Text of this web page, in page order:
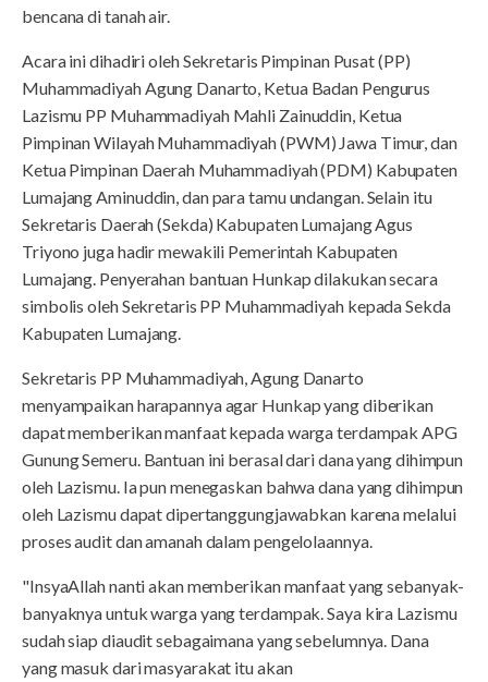
bencana di tanah air.
Acara ini dihadiri oleh Sekretaris Pimpinan Pusat (PP)
Muhammadiyah Agung Danarto, Ketua Badan Pengurus
Lazismu PP Muhammadiyah Mahli Zainuddin, Ketua
Pimpinan Wilayah Muhammadiyah (PWM) Jawa Timur, dan
Ketua Pimpinan Daerah Muhammadiyah (PDM) Kabupaten
Lumajang Aminuddin, dan para tamu undangan. Selain itu
Sekretaris Daerah (Sekda) Kabupaten Lumajang Agus
Triyono juga hadir mewakili Pemerintah Kabupaten
Lumajang. Penyerahan bantuan Hunkap dilakukan secara
simbolis oleh Sekretaris PP Muhammadiyah kepada Sekda
Kabupaten Lumajang.
Sekretaris PP Muhammadiyah, Agung Danarto
menyampaikan harapannya agar Hunkap yang diberikan
dapat memberikan manfaat kepada warga terdampak APG
Gunung Semeru. Bantuan ini berasal dari dana yang dihimpun
oleh Lazismu. Ia pun menegaskan bahwa dana yang dihimpun
oleh Lazismu dapat dipertanggungjawabkan karena melalui
proses audit dan amanah dalam pengelolaannya.
"InsyaAllah nanti akan memberikan manfaat yang sebanyak-
banyaknya untuk warga yang terdampak. Saya kira Lazismu
sudah siap diaudit sebagaimana yang sebelumnya. Dana
yang masuk dari masyarakat itu akan